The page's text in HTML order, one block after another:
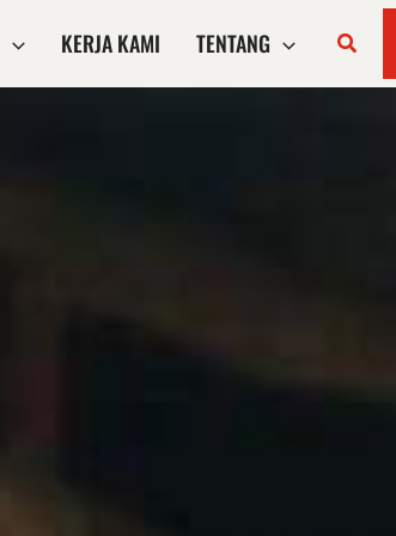
KERJA KAMI TENTANG